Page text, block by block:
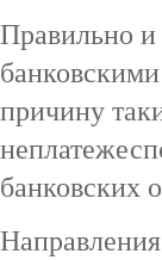
Правильно и
причину
банковских